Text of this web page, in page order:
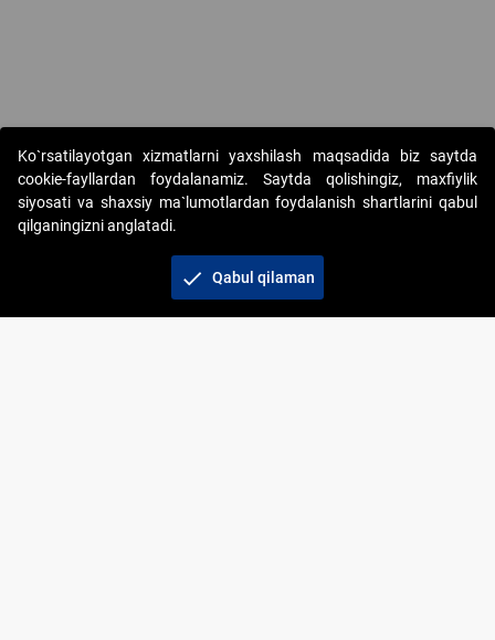
Copyright © 2017-2026. "Elektron onlayn-auksionlarni
tashkil etish" AJ. Barcha huquqlar himoyalangan
Ko`rsatilayotgan xizmatlarni yaxshilash maqsadida biz saytda
cookie-fayllardan foydalanamiz. Saytda qolishingiz, maxfiylik
siyosati va shaxsiy ma`lumotlardan foydalanish shartlarini qabul
qilganingizni anglatadi.
check Qabul qilaman